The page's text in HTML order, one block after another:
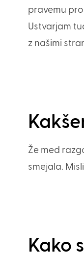
pravemu
Ustvarjam
z našimi
Že med
smejala.
Kako